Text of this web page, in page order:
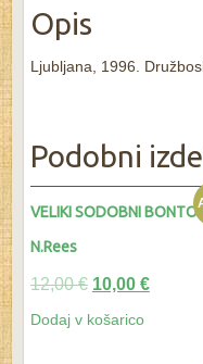
količina
Opis
Ljubljana, 1996.
Podobni
VELIKI SODOBNI
N.Rees
12,00€ 10,00 €
Dodaj v košarico